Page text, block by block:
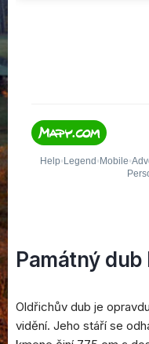
Památný dub
Oldřichův dub je
vidění. Jeho stáří se